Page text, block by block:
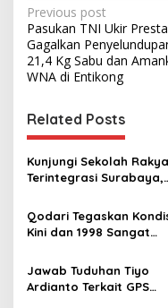
P
o
s
t
n
a
v
i
g
a
t
i
Previous post
Pasukan TNI Ukir
Gagalkan
21,4 Kg Sabu dan
WNA di Entikong
Related Posts
Kunjungi Sekolah
Terintegrasi Surabaya,
Sekolah Swasta Terbaik
Qodari Tegaskan
Kini dan 1998 Sangat
Ekonomi Kuat, Kondisi
Stabil
Jawab Tuduhan Tiyo
Ardianto Terkait GPS